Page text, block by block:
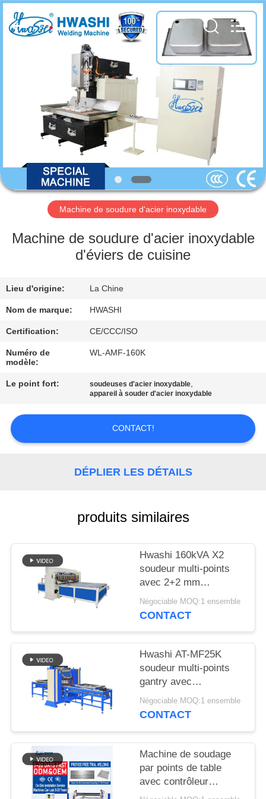
PRODUITS
DE
NOUS
VISITE
CONTRÔLE
DE
QUALITÉ
CONTACTEZ-
NOUS
NOUVELLES
UNE
CITATION
DU
SITE
POLITIQUE
MATIÈRE
DE
PROTECTION
2026
GUANGDONG
HWASHI
TECHNOLOGY
INC..
Machine de soudure d'acier inoxydable
Machine de soudure d'acier inoxydable
d'éviers de cuisine
Lieu d'origine: La Chine
Nom de marque: HWASHI
Certification: CE/CCC/ISO
Numéro de
modèle:
WL-AMF-160K
Le point fort: soudeuses d'acier inoxydable,
appareil à souder d'acier inoxydable
CONTACT!
DÉPLIER LES DÉTAILS
produits similaires
Hwashi 160kVA X2
soudeur multi-points
avec 2+2 mm
d'épaisseur maximale
de soudage et bras
Négociable MOQ:1 ensemble
CONTACT
Hwashi AT-MF25K
soudeur multi-points
gantry avec
alimentation par
inverseur MFDC
espacement réglable
des électrodes pour
raffermisseurs de tôle
Négociable MOQ:1 ensemble
CONTACT
Machine de soudage
par points de table
avec contrôleur
intelligent à écran